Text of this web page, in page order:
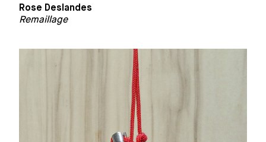
Rose Deslandes
Remaillage